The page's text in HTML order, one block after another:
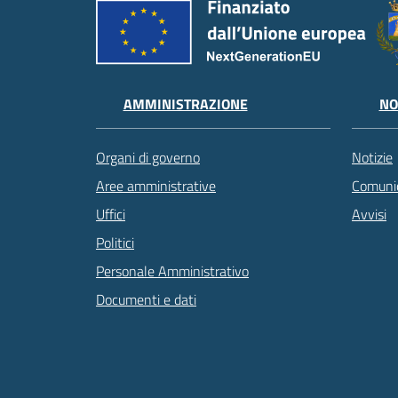
AMMINISTRAZIONE
Organi di governo
Aree amministrative
Uffici
Politici
Personale Amministrativo
Documenti e dati
Notizie
Avvisi